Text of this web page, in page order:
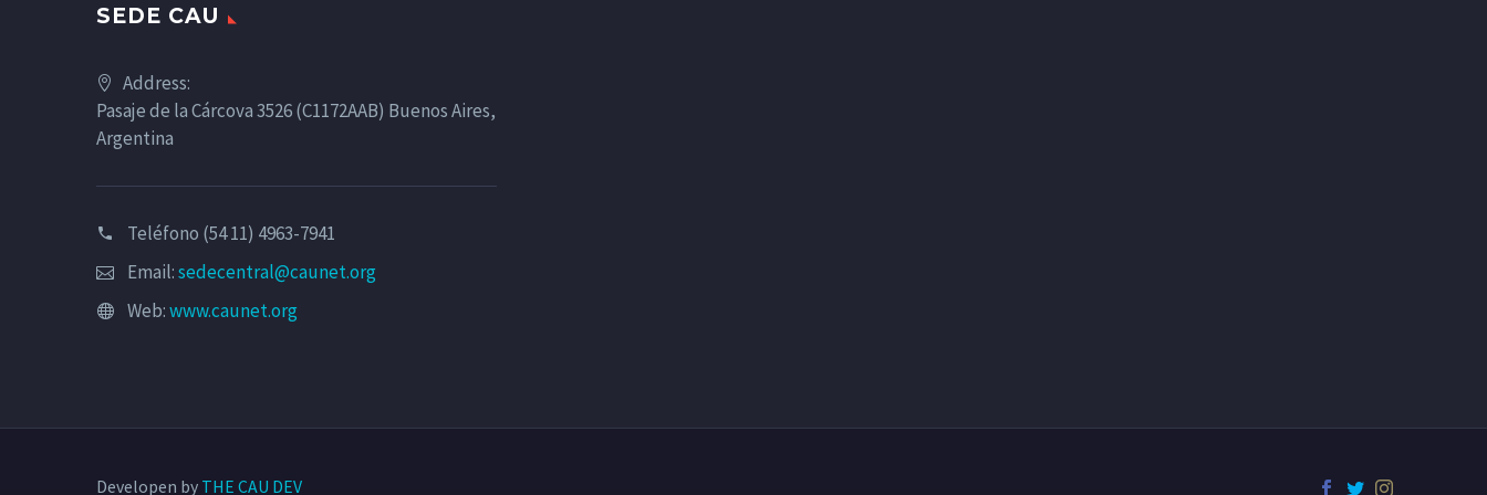
SEDE CAU
Address:
Pasaje de la Cárcova 3526 (C1172AAB) Buenos Aires,
Argentina
Teléfono (54 11) 4963-7941
Email:sedecentral@caunet.org
Web:www.caunet.org
Developen by THE CAU DEV